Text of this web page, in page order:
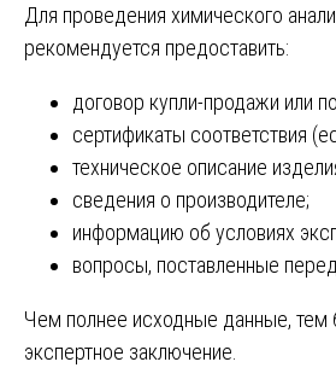
Для проведения химического
рекомендуется предоставить:
договор купли-продажи или
сертификаты соответствия
техническое описание
сведения о производителе;
информацию об условиях
вопросы, поставленные
Чем полнее исходные данные, тем
экспертное заключение.